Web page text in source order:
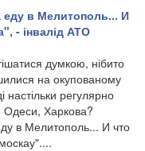
еду в Мелитополь... И
- інвалід АТО
думкою, нібито
на окупованому
настільки регулярно
Одеси, Харкова?
в Мелитополь... И что